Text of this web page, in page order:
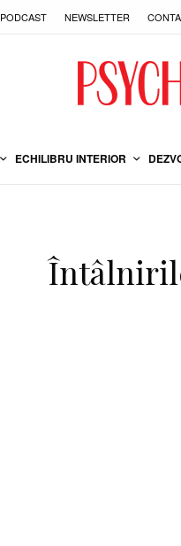
PODCAST NEWSLETTER
ECHILIBRU INTERIOR